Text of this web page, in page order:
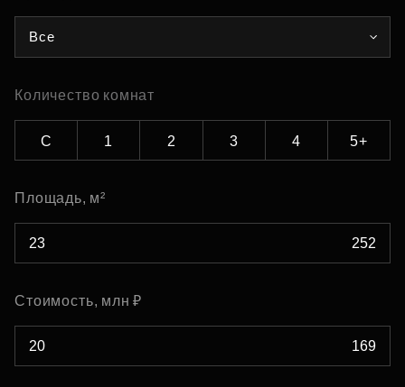
Все
Количество комнат
С 1 2 3 4 5+
Площадь, м²
Стоимость, млн ₽